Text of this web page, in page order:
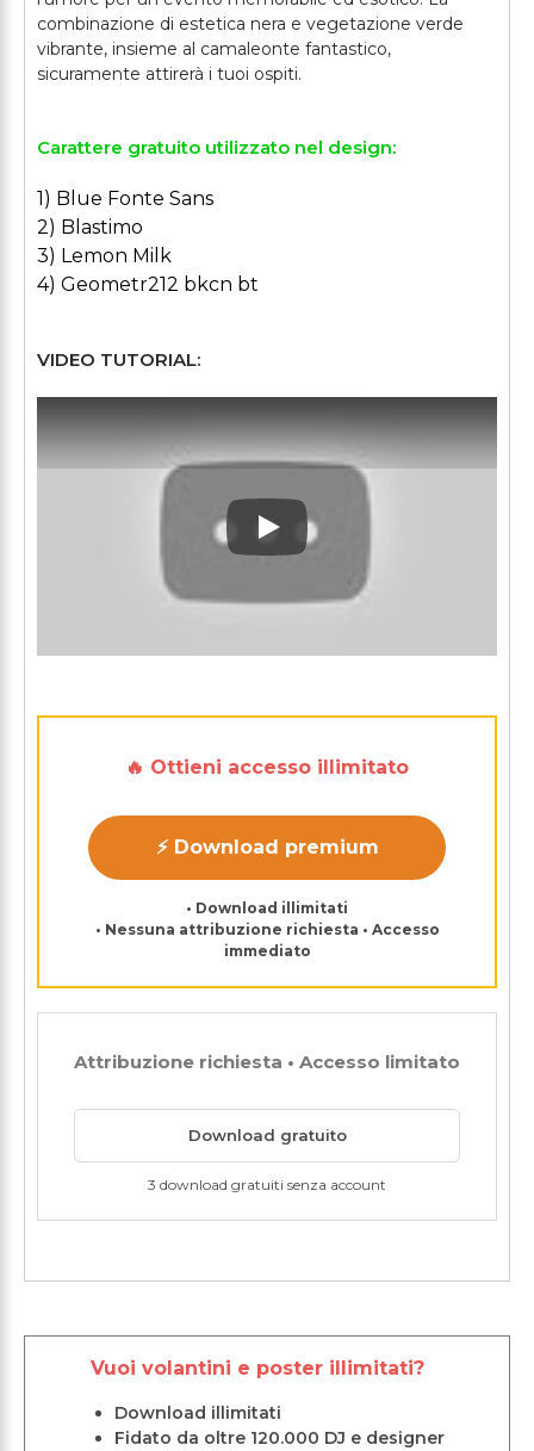
combinazione di estetica nera e vegetazione verde
vibrante, insieme al camaleonte fantastico,
Carattere gratuito utilizzato nel design:
1) Blue Fonte Sans
2) Blastimo
3) Lemon Milk
4) Geometr212 bkcn bt
VIDEO TUTORIAL:
Play: Keynote (Google I/O
🔥 Ottieni accesso illimitato
⚡ Download premium
• Download illimitati
• Nessuna attribuzione richiesta • Accesso
immediato
Attribuzione richiesta • Accesso limitato
Download gratuito
3 download gratuiti senza account
Vuoi volantini e poster illimitati?
Download illimitati
Fidato da oltre 120.000 DJ e designer